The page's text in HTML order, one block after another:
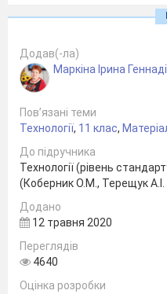
Додав(-ла)
Маркіна Ірина
Пов’язані теми
Технології, 11 клас,
До підручника
Технології (рівень
(Коберник О.М., Терещук А.І.
Додано
12 травня 2020
Переглядів
4640
Оцінка розробки